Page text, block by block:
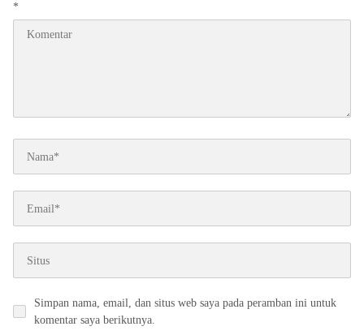
*
Simpan nama, email, dan situs web saya pada peramban ini untuk
komentar saya berikutnya.